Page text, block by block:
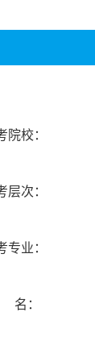
院校：
层次：
专业：
：